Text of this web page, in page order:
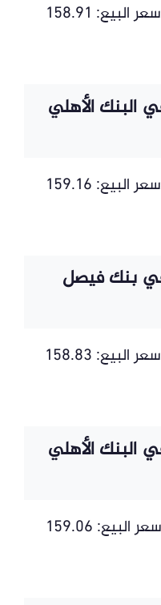
سعر الشراء: 154.98 جنيه، وسعر البيع: 158.91
البنك الأهلي
سعر الشراء: 154.76 جنيه، وسعر البيع: 159.16
في بنك فيصل
سعر الشراء: 154.39 جنيه، وسعر البيع: 158.83
البنك الأهلي
سعر الشراء: 154.18 جنيه، وسعر البيع: 159.06